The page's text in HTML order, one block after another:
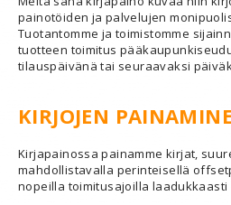
painotöiden ja palvelujen
Tuotantomme ja toimistomme
tuotteen toimitus
tilauspäivänä tai seuraavaksi
KIRJOJEN
Kirjapainossa painamme kirjat,
mahdollistavalla perinteisellä
nopeilla toimitusajoilla